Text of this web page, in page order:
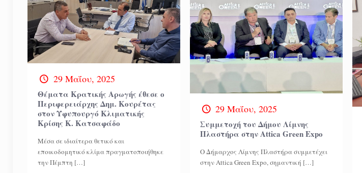
29 Μαΐου, 2025
Θέματα Κρατικής Αρωγής έθεσε ο
Περιφερειάρχης Δημ. Κουρέτας
στον Υφυπουργό Κλιματικής
Κρίσης Κ. Κατσαφάδο
Μέσα σε ιδιαίτερα θετικό και
εποικοδομητικό κλίμα πραγματοποιήθηκε
την Πέμπτη […]
29 Μαΐου, 2025
Συμμετοχή του Δήμου Λίμνης
Πλαστήρα στην Attica Green Expo
Ο Δήμαρχος Λίμνης Πλαστήρα συμμετέχει
στην Attica Green Expo, σημαντική […]